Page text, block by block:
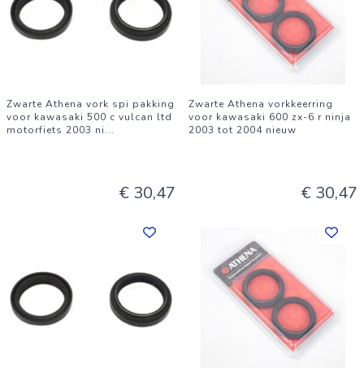
Zwarte Athena vork spi pakking
voor kawasaki 500 c vulcan ltd
motorfiets 2003 ni...
€ 30,47
Zwarte Athena vorkkeerring
voor kawasaki 600 zx-6 r ninja
2003 tot 2004 nieuw
€ 30,47